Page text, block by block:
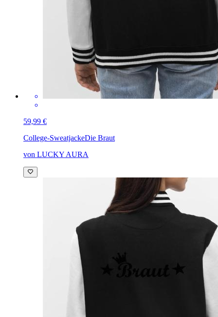
59,99 €
College-SweatjackeDie Braut
von LUCKY AURA